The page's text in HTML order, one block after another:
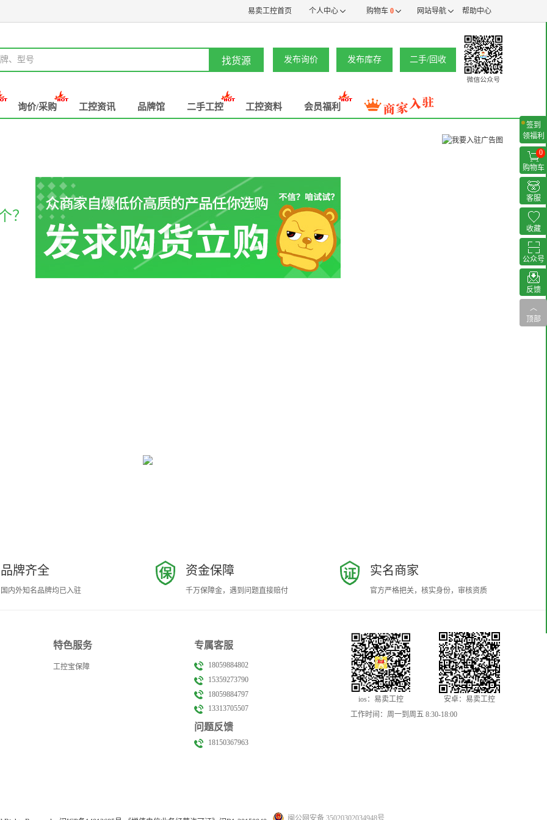
易卖工控首页 个人中心 购物车 0 网站导航 帮助中心
、型号 找货源 发布询价 发布库存 二手/回收
询价/采购 工控资讯 品牌馆 二手工控 工控资料 会员福利
？
品牌齐全
国内外知名品牌均已入驻
资金保障
千万保障金，遇到问题直接赔付
实名商家
官方严格把关，核实身份，审核资质
特色服务
工控宝保障
专属客服
18059884802
15359273790
18059884797
13313705507
问题反馈
18150367963
ios：易卖工控
安卓：易卖工控
工作时间：周一到周五 8:30-18:00
闽公网安备 35020302034948号
签到
领福利
0
购物车
客服
收藏
公众号
反馈
︿
顶部